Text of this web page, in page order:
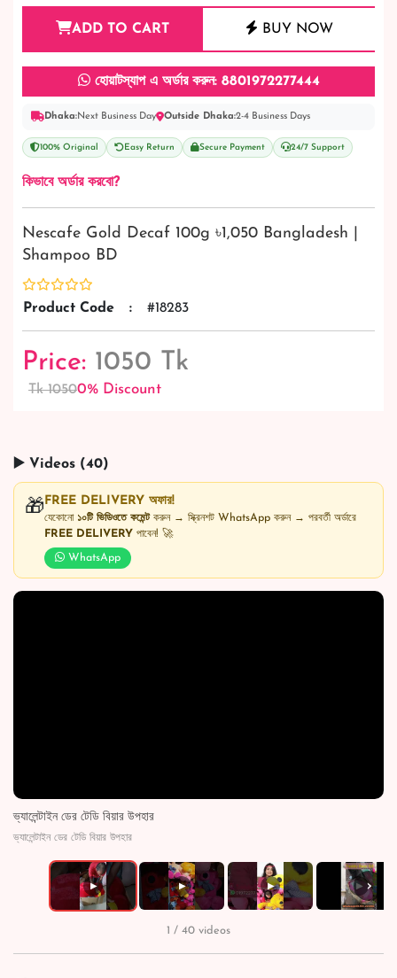
ADD TO CART BUY NOW
হোয়াটস্যাপ এ অর্ডার করুন: 8801972277444
Dhaka:Next Business Day Outside Dhaka:2-4 Business Days
100% Original Easy Return Secure Payment 24/7 Support
কিভাবে অর্ডার করবো?
Nescafe Gold Decaf 100g ৳1,050 Bangladesh |
Shampoo BD
Product Code : #18283
Price: 1050 Tk
Tk 10500% Discount
▶️ Videos (40)
🎁FREE DELIVERY অফার!
যেকোনো ১০টি ভিডিওতে কমেন্টকরুন → স্ক্রিনশট WhatsApp করুন → পরবর্তী অর্ডারে
FREE DELIVERY পাবেন! 🚀
WhatsApp
ভ্যালেন্টাইন ডের টেডি বিয়ার উপহার
ভ্যালেন্টাইন ডের টেডি বিয়ার উপহার
▶ ▶ ▶ ▶ ›
1 / 40 videos